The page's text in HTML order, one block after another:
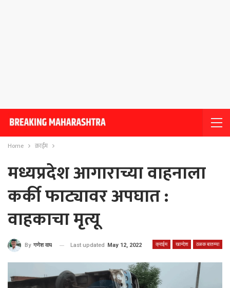
Home क्राईम
मध्यप्रदेश आगाराच्या वाहनाला
कर्की फाट्यावर अपघात :
वाहकाचा मृत्यू
क्राईम खान्देश ठळक बातम्या
By गणेश वाघ Last updated May 12, 2022